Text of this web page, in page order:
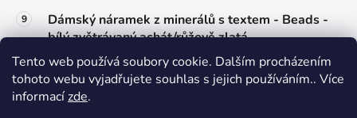
Tento web používá soubory cookie. Dalším procházením
tohoto webu vyjadřujete souhlas s jejich používáním.. Více
informacízde.
Dámský náramek z minerálů s textem - Beads -
bílý zvětrávaný achát/růžově zlatá
890 Kč
Pánský náramek s textem - Beads - šedý jaspis/
černá